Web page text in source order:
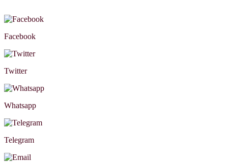
Facebook
Twitter
Whatsapp
Telegram